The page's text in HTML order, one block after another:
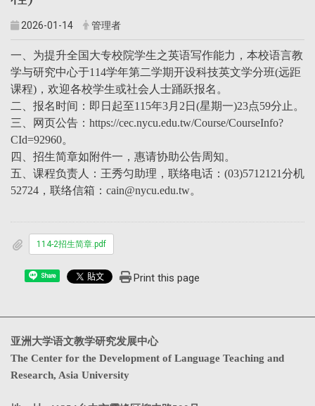
2026-01-14 管理者
一、为提升全国大专校院学生之英语写作能力，本校语言教
学与研究中心于114学年第二学期开设科技英文学分班(远距
课程)，欢迎各校学生或社会人士踊跃报名。
二、报名时间：即日起至115年3月2日(星期一)23点59分止。
三、网页公告：https://cec.nycu.edu.tw/Course/CourseInfo?
CId=92960。
四、招生简章如附件一，惠请协助公告周知。
五、课程负责人：王秀匀助理，联络电话：(03)5712121分机
52724，联络信箱：cain@nycu.edu.tw。
114-2招生简章.pdf
Share Print this page
亚洲大学语文教学研究发展中心
The Center for the Development of Language Teaching and
Research, Asia University